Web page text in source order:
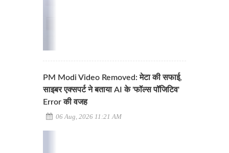
PM Modi Video Removed: मेटा की सफाई,
साइबर एक्सपर्ट ने बताया AI के 'फॉल्स पॉजिटिव'
Error की वजह
06 Aug, 2026 11:21 AM